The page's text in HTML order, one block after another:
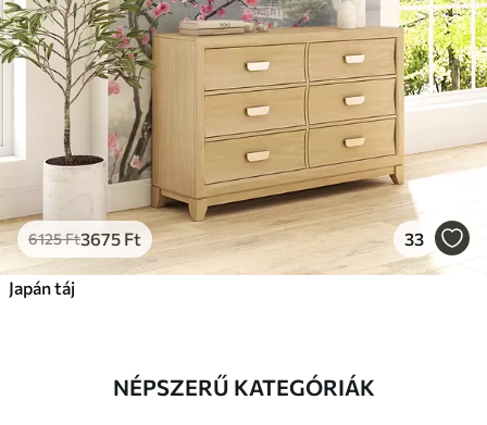
6125Ft3675 Ft 33
Japán táj
NÉPSZERŰ KATEGÓRIÁK